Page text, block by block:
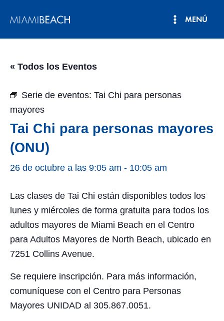
MENÚ
« Todos los Eventos
Serie de eventos: Tai Chi para personas
mayores
Tai Chi para personas mayores
(ONU)
26 de octubre a las 9:05 am - 10:05 am
Las clases de Tai Chi están disponibles todos los
lunes y miércoles de forma gratuita para todos los
adultos mayores de Miami Beach en el Centro
para Adultos Mayores de North Beach, ubicado en
7251 Collins Avenue.
Se requiere inscripción. Para más información,
comuníquese con el Centro para Personas
Mayores UNIDAD al 305.867.0051.